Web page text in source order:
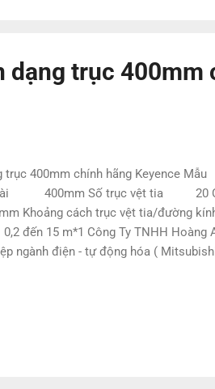
dạng trục 400mm
trục 400mm chính hãng Keyence
dài 400mm Số trục vệt tia 20
Khoảng cách trục vệt tia/
đến 15 m*1 Công Ty TNHH Hoàng
ngành điện - tự động hóa (
thuật hỗ trợ xử lý từ xa - Bảo hành 12